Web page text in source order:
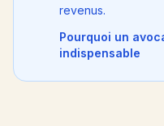
revenus.
Pourquoi un
indispensable